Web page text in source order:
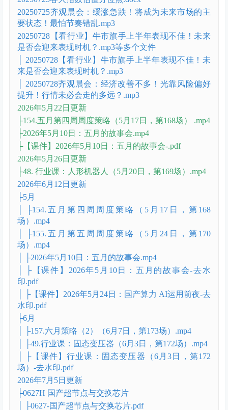
│ 03-12、2025年3月1日：3月策略及市场拐点交易心
理-.pdf
│ ├齐观晨会
20250725【重要数据】活跃资金短期已经逼近极
限.docx
20250725【重要数据】活跃资金短期已经逼近极
限.mp3
20250725各大指数估值分位点.docx
20250725齐观晨会：缓涨急跌！将成为未来市场的主
要状态！最怕节奏错乱.mp3
20250728【看行业】牛市旗手上半年表现不佳！未来
是否会迎来表现时机？.mp3等多个文件
│ 20250728【看行业】牛市旗手上半年表现不佳！未
来是否会迎来表现时机？.mp3
│ 20250728齐观晨会：经济改善不多！光靠风险偏好
提升！行情未必会走的多远？.mp3
2026年5月22日更新
├154.五月第四周周度策略（5月17日，第168场） .mp4
├2026年5月10日：五月的故事会.mp4
├【课件】2026年5月10日：五月的故事会-.pdf
2026年5月26日更新
├48. 行业课：人形机器人（5月20日，第169场）.mp4
2026年6月12日更新
├5月
│ ├154.五月第四周周度策略（5月17日，第168
场）.mp4
│ ├155.五月第五周周度策略（5月24日，第170
场）.mp4
│ ├2026年5月10日：五月的故事会.mp4
│ ├【课件】2026年5月10日：五月的故事会-去水
印.pdf
│ ├【课件】2026年5月24日：国产算力 AI运用前夜-去
水印.pdf